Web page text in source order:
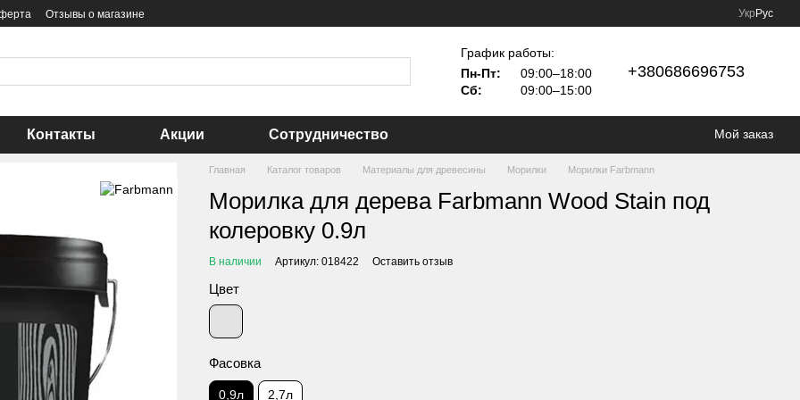
Отзывы о магазине Укр Рус
График работы:
Пн-Пт:
09:00–18:00
Сб:
09:00–15:00
+380686696753
Контакты Акции Сотрудничество Мой заказ
Главная Каталог товаров Материалы для древесины Морилки Морилки Farbmann
Морилка для дерева Farbmann Wood Stain под
колеровку 0.9л
В наличии Артикул: 018422 Оставить отзыв
Цвет
Фасовка
0,9л 2,7л